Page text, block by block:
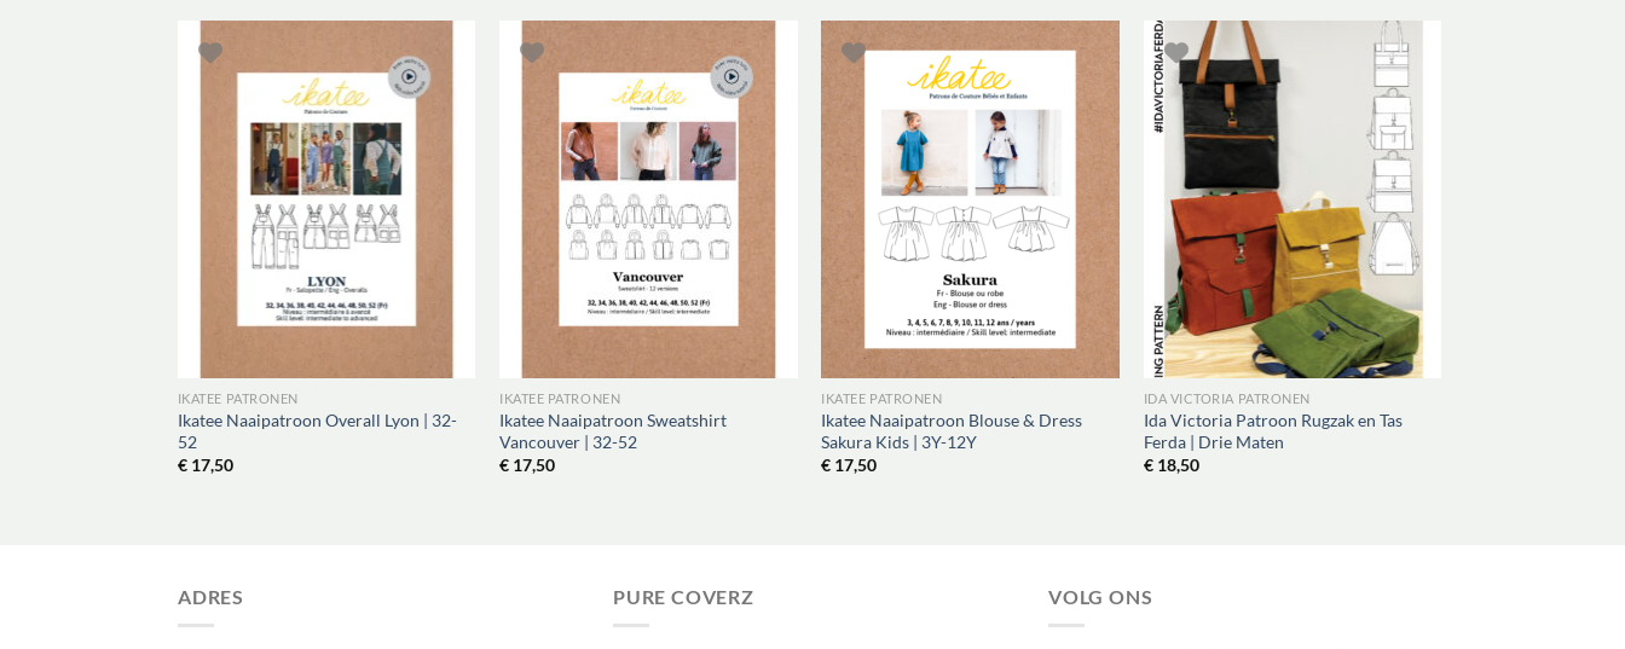
IKATEE PATRONEN
Ikatee Naaipatroon Overall Lyon | 32-
52
€17,50
IKATEE PATRONEN
Ikatee Naaipatroon Sweatshirt
Vancouver | 32-52
€ 17,50
IKATEE PATRONEN
Ikatee Naaipatroon Blouse & Dress
Sakura Kids | 3Y-12Y
€ 17,50
IDA VICTORIA PATRONEN
Ida Victoria Patroon Rugzak en Tas
Ferda | Drie Maten
€18,50
ADRES PURE COVERZ VOLG ONS